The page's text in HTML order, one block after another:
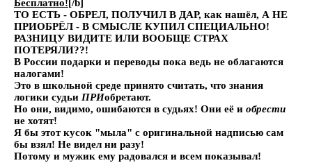
Бесплатно![/b]
ТО ЕСТЬ - ОБРЕЛ, ПОЛУЧИЛ В ДАР, как нашёл, А НЕ
ПРИОБРЁЛ - В СМЫСЛЕ КУПИЛ СПЕЦИАЛЬНО!
РАЗНИЦУ ВИДИТЕ ИЛИ ВООБЩЕ СТРАХ
ПОТЕРЯЛИ??!
В России подарки и переводы пока ведь не облагаются
налогами!
Это в школьной среде принято считать, что знания
логики судьи ПРИобретают.
Но они, видимо, ошибаются в судьях! Они её и обрести
не хотят!
Я бы этот кусок "мыла" с оригинальной надписью сам
бы взял! Не видел ни разу!
Потому и мужик ему радовался и всем показывал!